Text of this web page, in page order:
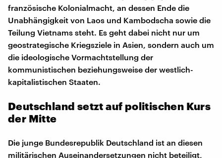
französische Kolonialmacht, an dessen Ende die
Unabhängigkeit von Laos und Kambodscha sowie die
Teilung Vietnams steht. Es geht dabei nicht nur um
geostrategische Kriegsziele in Asien, sondern auch um
die ideologische Vormachtstellung der
kommunistischen beziehungsweise der westlich-
kapitalistischen Staaten.
Deutschland setzt auf politischen Kurs
der Mitte
Die junge Bundesrepublik Deutschland ist an diesen
militärischen Auseinandersetzungen nicht beteiligt,